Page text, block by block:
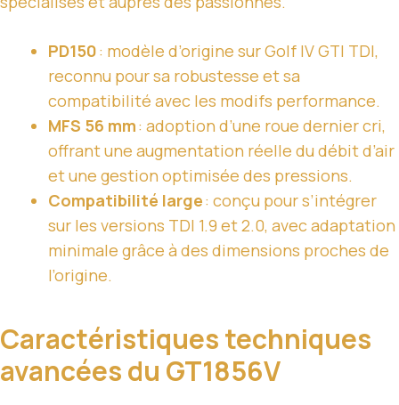
PD150: modèle d’origine sur Golf IV GTI TDI,
reconnu pour sa robustesse et sa
compatibilité avec les modifs performance.
MFS 56 mm: adoption d’une roue dernier cri,
offrant une augmentation réelle du débit d’air
et une gestion optimisée des pressions.
Compatibilité large: conçu pour s’intégrer
sur les versions TDI 1.9 et 2.0, avec adaptation
minimale grâce à des dimensions proches de
l’origine.
Caractéristiques techniques
avancées du GT1856V